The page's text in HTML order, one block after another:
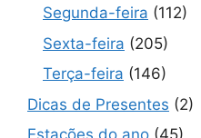
Segunda-feira (112)
Sexta-feira (205)
Terça-feira (146)
Dicas de Presentes (2)